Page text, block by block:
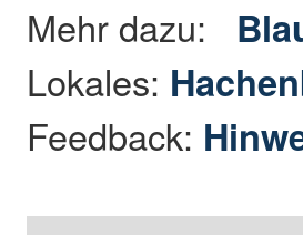
Mehr dazu:
Lokales:
Feedback: